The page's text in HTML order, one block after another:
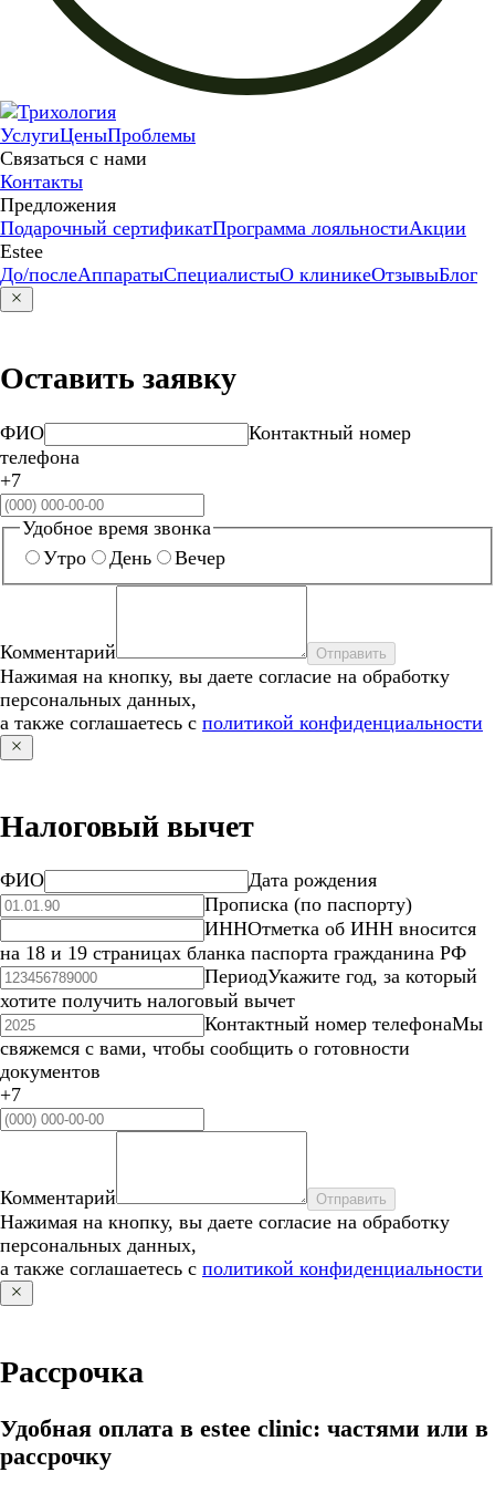
УслугиЦеныПроблемы
Связаться с нами
Контакты
Предложения
Подарочный сертификатПрограмма лояльностиАкции
Estee
До/послеАппаратыСпециалистыО клиникеОтзывыБлог
Оставить заявку
ФИО
Контактный номер
телефона
+7
Удобное время звонка
Утро
День Вечер
Комментарий Отправить
Нажимая на кнопку, вы даете согласие на обработку
персональных данных,
а также соглашаетесь с политикой конфиденциальности
Налоговый вычет
ФИО
Дата рождения
Прописка (по паспорту)
ИННОтметка об ИНН вносится
на 18 и 19 страницах бланка паспорта гражданина РФ
ПериодУкажите год, за который
хотите получить налоговый вычет
Контактный номер телефонаМы
свяжемся с вами, чтобы сообщить о готовности
документов
+7
Комментарий Отправить
Нажимая на кнопку, вы даете согласие на обработку
персональных данных,
а также соглашаетесь с политикой конфиденциальности
Рассрочка
Удобная оплата в estee clinic: частями или в
рассрочку